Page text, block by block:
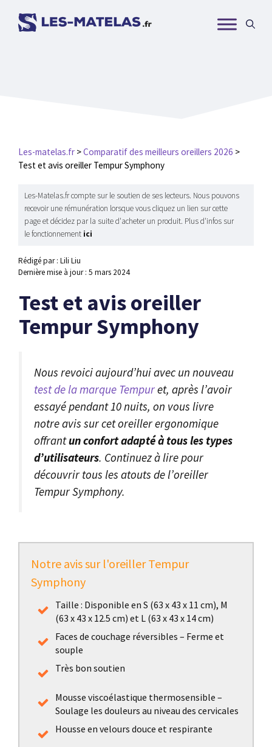
Les-matelas.fr >Comparatif des meilleurs oreillers 2026 >
Test et avis oreiller Tempur Symphony
Les-Matelas.fr compte sur le soutien de ses lecteurs. Nous pouvons
recevoir une rémunération lorsque vous cliquez un lien sur cette
page et décidez par la suite d'acheter un produit. Plus d'infos sur
le fonctionnement ici
Rédigé par : Lili Liu
Dernière mise à jour : 5 mars 2024
Test et avis oreiller
Tempur Symphony
Nous revoici aujourd’hui avec un nouveau
test de la marque Tempuret, après l’avoir
essayé pendant 10 nuits, on vous livre
notre avis sur cet oreiller ergonomique
offrantun confort adapté à tous les types
d’utilisateurs. Continuez à lire pour
découvrir tous les atouts de l’oreiller
Tempur Symphony.
Notre avis sur l'oreiller Tempur
Symphony
Taille : Disponible en S (63 x 43 x 11 cm), M
(63 x 43 x 12.5 cm) et L (63 x 43 x 14 cm)
Faces de couchage réversibles – Ferme et
souple
Très bon soutien
Mousse viscoélastique thermosensible –
Soulage les douleurs au niveau des cervicales
Housse en velours douce et respirante